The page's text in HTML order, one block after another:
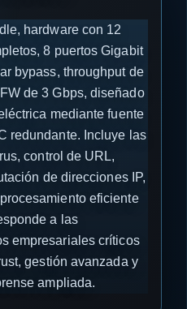
hardware con 12
8 puertos Gigabit
bypass, throughput de
de 3 Gbps, diseñado
mediante fuente
redundante. Incluye las
control de URL,
de direcciones IP,
eficiente
a las
empresariales críticos
gestión avanzada y
ampliada.